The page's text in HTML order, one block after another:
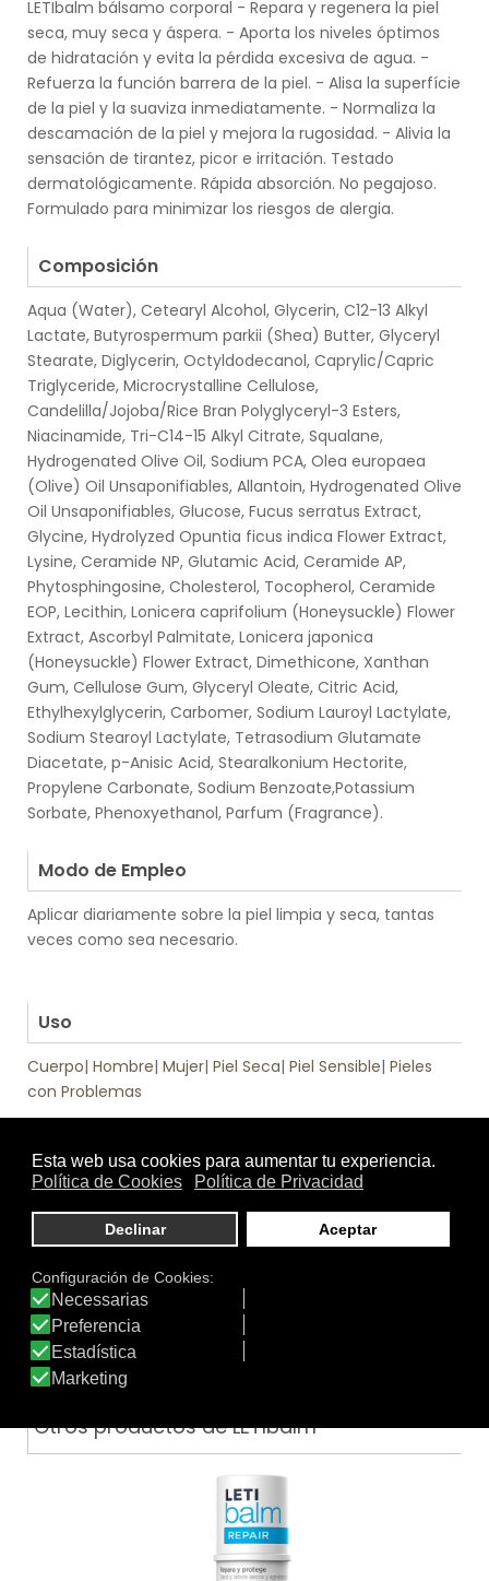
LETIbalm bálsamo corporal - Repara y regenera la piel
seca, muy seca y áspera. - Aporta los niveles óptimos
de hidratación y evita la pérdida excesiva de agua. -
Refuerza la función barrera de la piel. - Alisa la superfície
de la piel y la suaviza inmediatamente. - Normaliza la
descamación de la piel y mejora la rugosidad. - Alivia la
sensación de tirantez, picor e irritación. Testado
dermatológicamente. Rápida absorción. No pegajoso.
Formulado para minimizar los riesgos de alergia.
Composición
Aqua (Water), Cetearyl Alcohol, Glycerin, C12-13 Alkyl
Lactate, Butyrospermum parkii (Shea) Butter, Glyceryl
Stearate, Diglycerin, Octyldodecanol, Caprylic/Capric
Triglyceride, Microcrystalline Cellulose,
Candelilla/Jojoba/Rice Bran Polyglyceryl-3 Esters,
Niacinamide, Tri-C14-15 Alkyl Citrate, Squalane,
Hydrogenated Olive Oil, Sodium PCA, Olea europaea
(Olive) Oil Unsaponifiables, Allantoin, Hydrogenated Olive
Oil Unsaponifiables, Glucose, Fucus serratus Extract,
Glycine, Hydrolyzed Opuntia ficus indica Flower Extract,
Lysine, Ceramide NP, Glutamic Acid, Ceramide AP,
Phytosphingosine, Cholesterol, Tocopherol, Ceramide
EOP, Lecithin, Lonicera caprifolium (Honeysuckle) Flower
Extract, Ascorbyl Palmitate, Lonicera japonica
(Honeysuckle) Flower Extract, Dimethicone, Xanthan
Gum, Cellulose Gum, Glyceryl Oleate, Citric Acid,
Ethylhexylglycerin, Carbomer, Sodium Lauroyl Lactylate,
Sodium Stearoyl Lactylate, Tetrasodium Glutamate
Diacetate, p-Anisic Acid, Stearalkonium Hectorite,
Propylene Carbonate, Sodium Benzoate,Potassium
Sorbate, Phenoxyethanol, Parfum (Fragrance).
Modo de Empleo
Aplicar diariamente sobre la piel limpia y seca, tantas
veces como sea necesario.
Uso
Cuerpo| Hombre| Mujer| Piel Seca| Piel Sensible| Pieles
con Problemas
.
Función
Emoliente|Hidratante |Piernas|Regeneradora
Tratamiento específico
Textura
Tratamiento
de:
Otros productos de LETIbalm